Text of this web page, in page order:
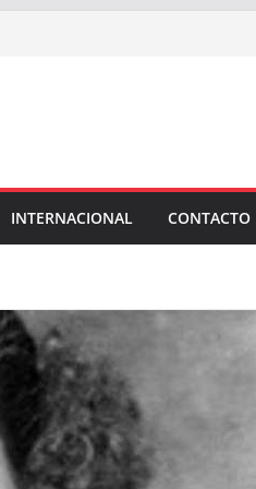
INTERNACIONAL CONTACTO